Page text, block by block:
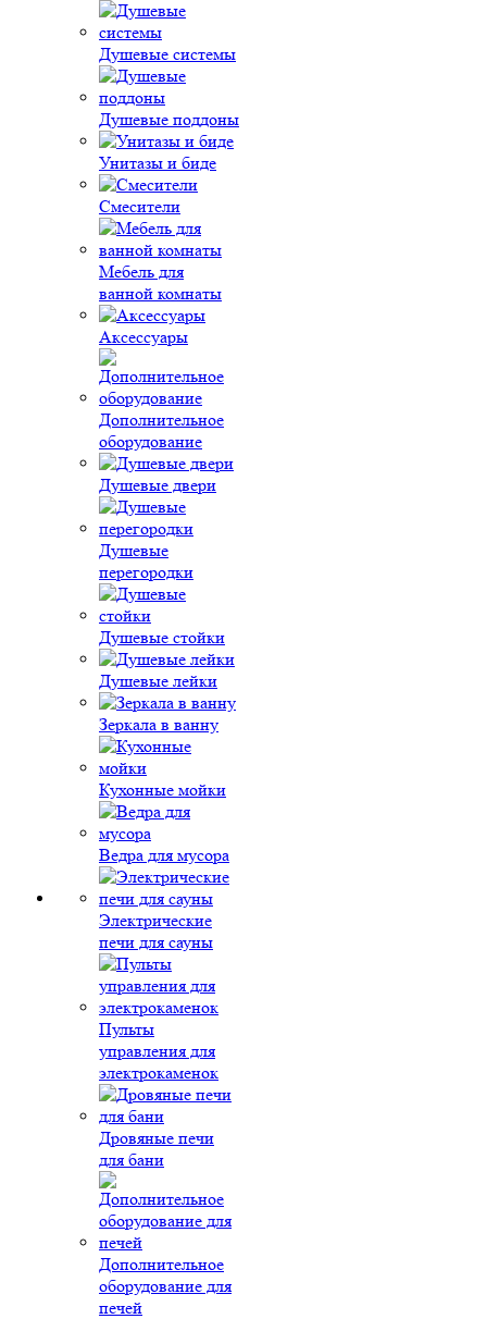
Душевые системы
Душевые поддоны
Унитазы и биде
Смесители
Мебель для
ванной комнаты
Аксессуары
Дополнительное
оборудование
Душевые двери
Душевые
перегородки
Душевые стойки
Душевые лейки
Зеркала в ванну
Кухонные мойки
Ведра для мусора
Электрические
печи для сауны
Пульты
управления для
электрокаменок
Дровяные печи
для бани
Дополнительное
оборудование для
печей